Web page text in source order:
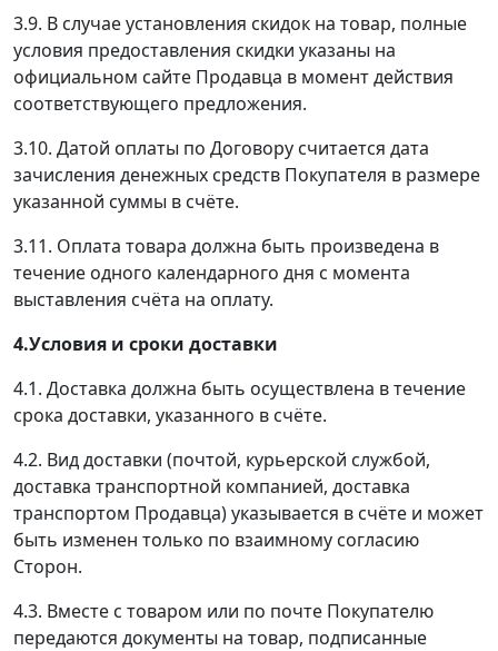
3.9. В случае установления скидок на товар, полные
условия предоставления скидки указаны на
официальном сайте Продавца в момент действия
соответствующего предложения.
3.10. Датой оплаты по Договору считается дата
зачисления денежных средств Покупателя в размере
указанной суммы в счёте.
3.11. Оплата товара должна быть произведена в
течение одного календарного дня с момента
выставления счёта на оплату.
4.Условия и сроки доставки
4.1. Доставка должна быть осуществлена в течение
срока доставки, указанного в счёте.
4.2. Вид доставки (почтой, курьерской службой,
доставка транспортной компанией, доставка
транспортом Продавца) указывается в счёте и может
быть изменен только по взаимному согласию
Сторон.
4.3. Вместе с товаром или по почте Покупателю
передаются документы на товар, подписанные